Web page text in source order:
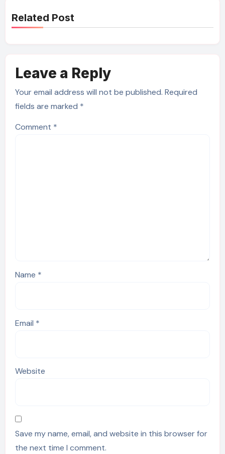
Related Post
Leave a Reply
Your email address will not be published. Required
fields are marked *
Comment *
Name *
Email *
Website
Save my name, email, and website in this browser for
the next time I comment.